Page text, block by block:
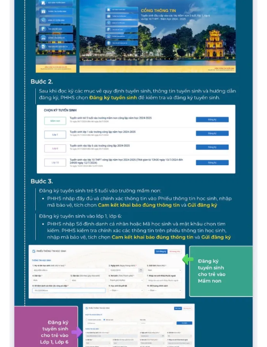
® Cấm sao chép dưới mọi hình thức nếu không có sự chấp
thuận bằng văn bản. Ghi rõ nguồn VTV.vn khi phát hành lại
thông tin từ website này.